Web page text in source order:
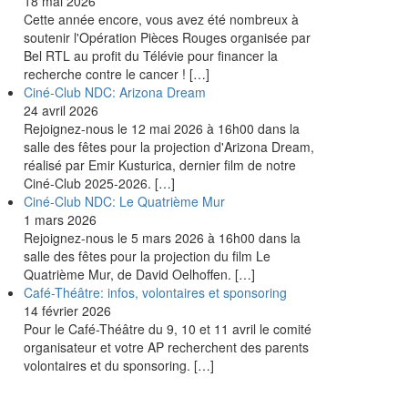
Cette année encore, vous avez été nombreux à
soutenir l'Opération Pièces Rouges organisée par
Bel RTL au profit du Télévie pour financer la
recherche contre le cancer ! […]
Ciné-Club NDC: Arizona Dream
24 avril 2026
Rejoignez-nous le 12 mai 2026 à 16h00 dans la
salle des fêtes pour la projection d'Arizona Dream,
réalisé par Emir Kusturica, dernier film de notre
Ciné-Club 2025-2026. […]
Ciné-Club NDC: Le Quatrième Mur
1 mars 2026
Rejoignez-nous le 5 mars 2026 à 16h00 dans la
salle des fêtes pour la projection du film Le
Quatrième Mur, de David Oelhoffen. […]
Café-Théâtre: infos, volontaires et sponsoring
14 février 2026
Pour le Café-Théâtre du 9, 10 et 11 avril le comité
organisateur et votre AP recherchent des parents
volontaires et du sponsoring. […]